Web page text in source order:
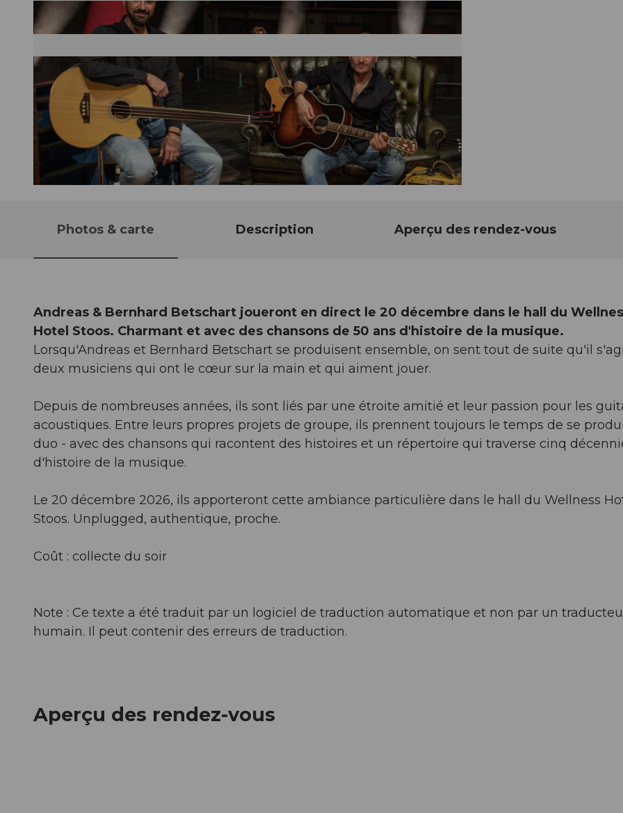
Photos & carte Description Aperçu des rendez-vous
Andreas & Bernhard Betschart joueront en direct le 20 décembre dans le hall du
Hotel Stoos. Charmant et avec des chansons de 50 ans d'histoire de la musique.
Lorsqu'Andreas et Bernhard Betschart se produisent ensemble, on sent tout de suite qu'il
deux musiciens qui ont le cœur sur la main et qui aiment jouer.
Depuis de nombreuses années, ils sont liés par une étroite amitié et leur passion pour les
acoustiques. Entre leurs propres projets de groupe, ils prennent toujours le temps de se
duo - avec des chansons qui racontent des histoires et un répertoire qui traverse cinq
d'histoire de la musique.
Le 20 décembre 2026, ils apporteront cette ambiance particulière dans le hall du Wellness
Stoos. Unplugged, authentique, proche.
Coût : collecte du soir
Note : Ce texte a été traduit par un logiciel de traduction automatique et non par un
humain. Il peut contenir des erreurs de traduction.
Aperçu des rendez-vous